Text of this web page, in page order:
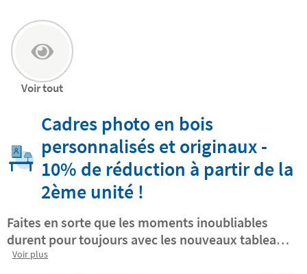
Voir tout
Cadres photo en bois
personnalisés et originaux -
10% de réduction à partir de la
2ème unité !
Faites en sorte que les moments inoubliables
durent pour toujours avec les nouveaux tableaux
photos personnalisés de Stikets.
Voir plus